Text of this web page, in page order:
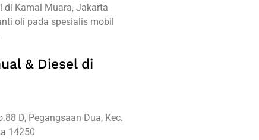
di Kamal Muara, Jakarta
oli pada spesialis mobil
& Diesel di
D, Pegangsaan Dua, Kec.
14250